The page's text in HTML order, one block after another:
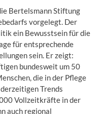
Bertelsmann Stiftung
vorgelegt. Der
ein Bewusstsein für die
für entsprechende
sein. Er zeigt:
bundesweit um 50
die in der Pflege
Trends
Vollzeitkräfte in der
auch regional